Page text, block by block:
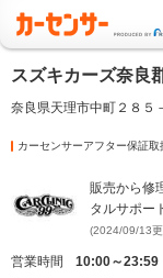
スズキカーズ奈良
奈良県天理市中町２８５
カーセンサーアフター保証取
販売から修
タルサポー
(2024/09/13
営業時間
10:00～23:59